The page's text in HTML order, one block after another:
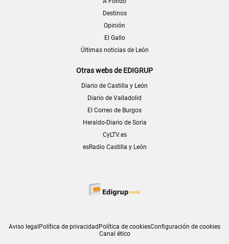
Destinos
Opinión
El Gallo
Últimas noticias de León
Otras webs de EDIGRUP
Diario de Castilla y León
Diario de Valladolid
El Correo de Burgos
Heraldo-Diario de Soria
CyLTV.es
esRadio Castilla y León
Aviso legalPolítica de privacidadPolítica de cookiesConfiguración de cookies
Canal ético